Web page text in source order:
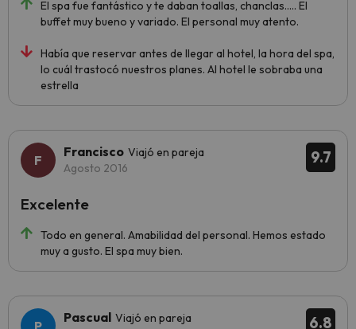
El spa fue fantástico y te daban toallas, chanclas..... El
buffet muy bueno y variado. El personal muy atento.
Había que reservar antes de llegar al hotel, la hora del spa,
lo cuál trastocó nuestros planes. Al hotel le sobraba una
estrella
9.7
Francisco Viajó en pareja
Agosto 2016
Todo en general. Amabilidad del personal. Hemos estado
muy a gusto. El spa muy bien.
Excelente
6.8
Pascual Viajó en pareja